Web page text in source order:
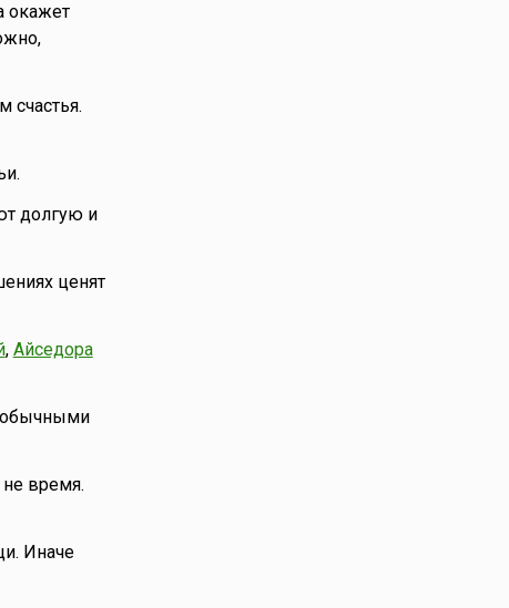
окажет
счастья.
долгую и
ценят
, Айседора
обычными
время.
Иначе